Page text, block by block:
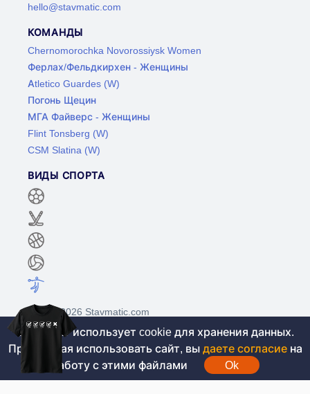
hello@stavmatic.com
КОМАНДЫ
Chernomorochka Novorossiysk Women
Ферлах/Фельдкирхен - Женщины
Atletico Guardes (W)
Погонь Щецин
МГА Файверс - Женщины
Flint Tonsberg (W)
CSM Slatina (W)
ВИДЫ СПОРТА
©2017-2026 Stavmatic.com
Для лиц старше 18 лет. На сайте не
проводятся игры на денежные средства, вся
Этот сайт использует cookie для хранения данных.
Продолжая использовать сайт, вы даете согласие на
работу с этими файлами
Ok